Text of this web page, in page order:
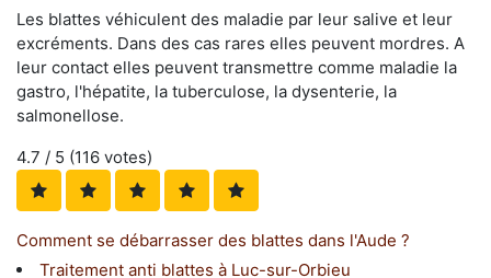
Les blattes véhiculent des maladie par leur salive et leur
excréments. Dans des cas rares elles peuvent mordres. A
leur contact elles peuvent transmettre comme maladie la
gastro, l'hépatite, la tuberculose, la dysenterie, la
salmonellose.
4.7 / 5 (116 votes)
Comment se débarrasser des blattes dans l'Aude ?
Traitement anti blattes à Luc-sur-Orbieu